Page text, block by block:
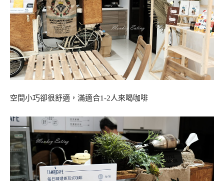
空間小巧卻很舒適，滿適合1-2人來喝咖啡